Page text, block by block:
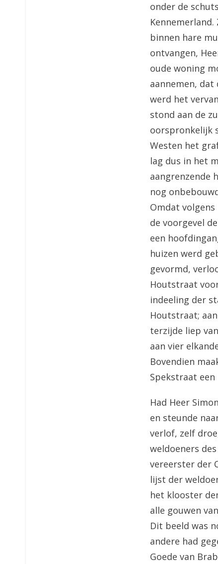
onder de
binnen hare
ontvangen,
oude woning
aannemen,
werd het
stond aan de
oorspronkelijk
Westen het
lag dus in het
aangrenzende
nog
Omdat
de voorgevel
een
huizen werd
gevormd,
Houtstraat
indeeling der
Houtstraat;
terzijde liep
aan vier
Bovendien
Spekstraat
Had Heer
en steunde
verlof, zelf
weldoeners
vereerster der
lijst der
het klooster
alle gouwen
Dit beeld was
andere had
Goede van